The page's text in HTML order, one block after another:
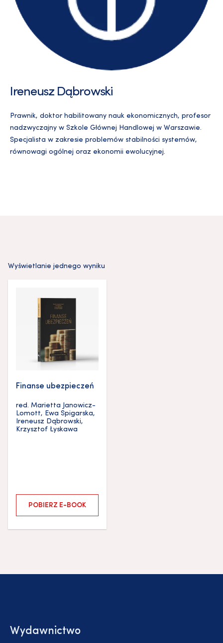
Ireneusz Dąbrowski
Prawnik, doktor habilitowany nauk ekonomicznych, profesor
nadzwyczajny w Szkole Głównej Handlowej w Warszawie.
Specjalista w zakresie problemów stabilności systemów,
równowagi ogólnej oraz ekonomii ewolucyjnej.
Wyświetlanie jednego wyniku
Finanse ubezpieczeń
red. Marietta Janowicz-
Lomott, Ewa Spigarska,
Ireneusz Dąbrowski,
Krzysztof Łyskawa
POBIERZ E-BOOK
Wydawnictwo